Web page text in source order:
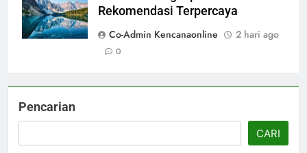
Rekomendasi Terpercaya
Co-Admin Kencanaonline
2 hari ago
0
Pencarian
CARI